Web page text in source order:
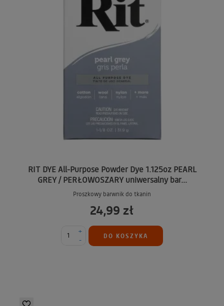
RIT DYE All-Purpose Powder Dye 1.125oz PEARL
GREY / PERŁOWOSZARY uniwersalny bar...
Proszkowy barwnik do tkanin
24,99 zł
-
+
DO KOSZYKA